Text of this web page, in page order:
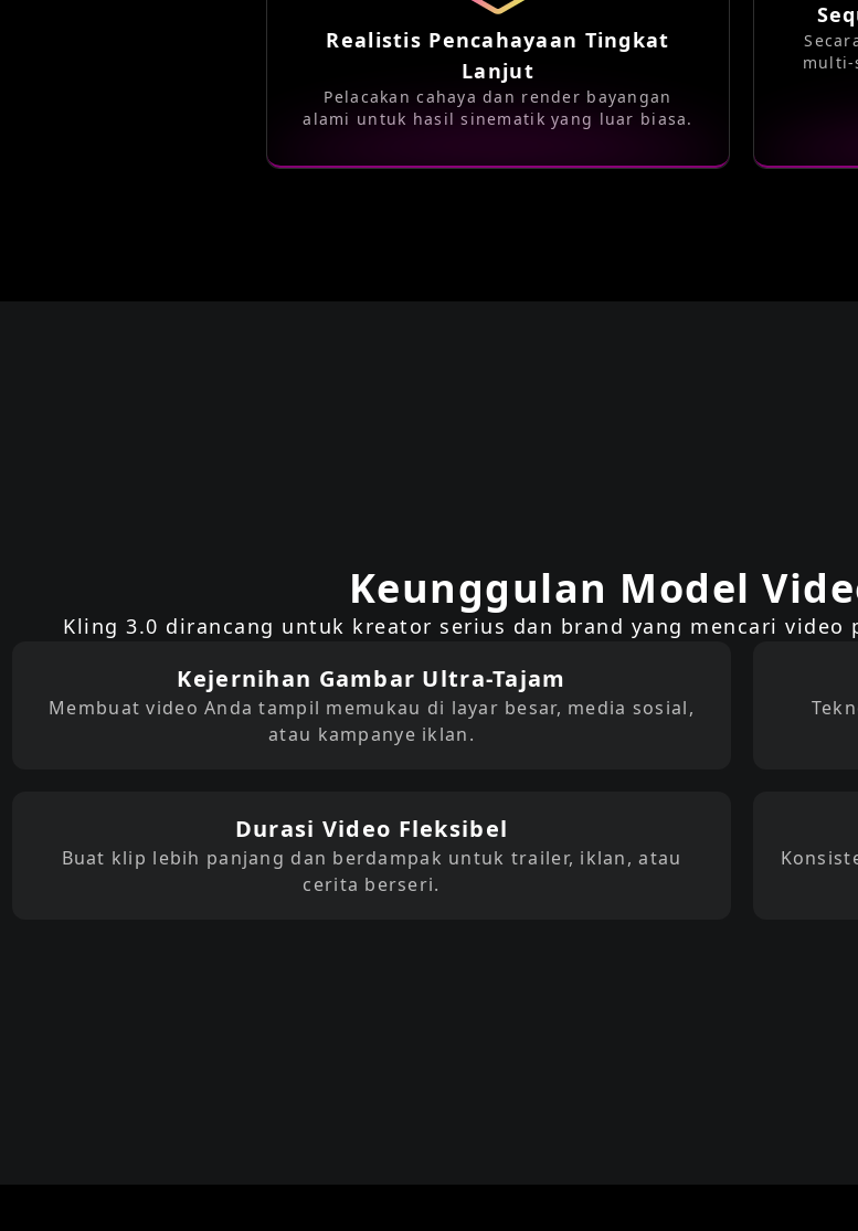
Realistis Pencahayaan Tingkat
Lanjut
Pelacakan cahaya dan render bayangan
alami untuk hasil sinematik yang luar biasa.
multi-
Keunggulan Model
Kling 3.0 dirancang untuk kreator serius dan brand yang mencari
Kejernihan Gambar Ultra-Tajam
Membuat video Anda tampil memukau di layar besar, media sosial,
atau kampanye iklan.
Durasi Video Fleksibel
Buat klip lebih panjang dan berdampak untuk trailer, iklan, atau
cerita berseri.